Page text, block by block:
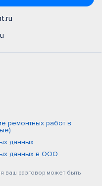
ремонтных работ в
данных
данных в ООО
ваш разговор может быть